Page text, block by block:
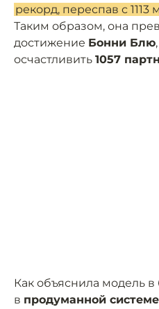
рекорд, переспав с
Таким образом, она
достижение Бонни Блю
осчастливить 1057
Как объяснила модель
в продуманной системе